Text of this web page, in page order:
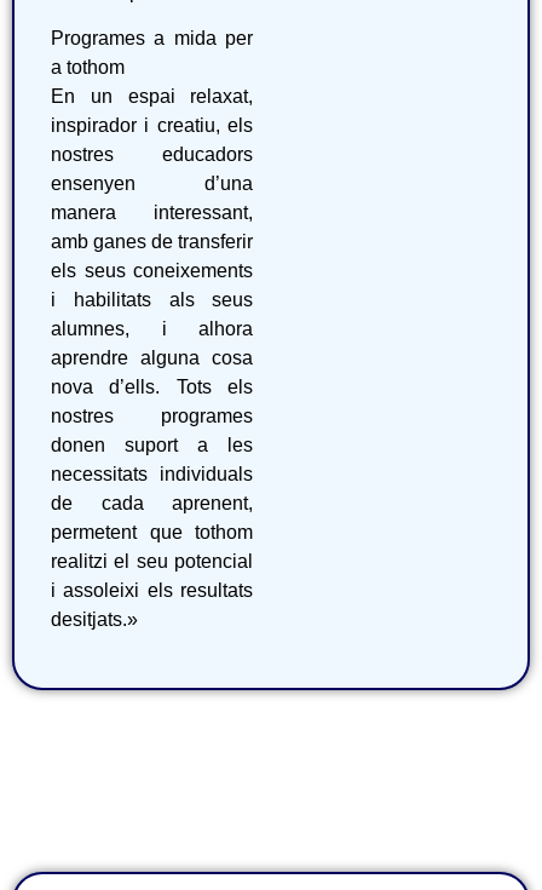
Programes a mida per
a tothom
En un espai relaxat,
inspirador i creatiu, els
nostres educadors
ensenyen d’una
manera interessant,
amb ganes de transferir
els seus coneixements
i habilitats als seus
alumnes, i alhora
aprendre alguna cosa
nova d’ells. Tots els
nostres programes
donen suport a les
necessitats individuals
de cada aprenent,
permetent que tothom
realitzi el seu potencial
i assoleixi els resultats
desitjats.»